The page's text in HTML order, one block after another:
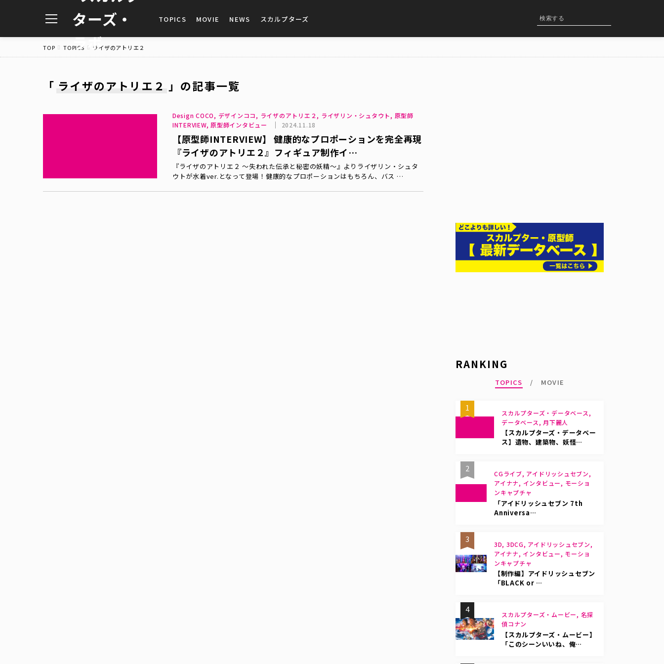
toggle
navigation
TOPICS MOVIE NEWS スカルプターズ
TOP TOPICS ライザのアトリエ２
「 ライザのアトリエ２ 」 の記事一覧
Design COCO, デザインココ, ライザのアトリエ２, ライザリン・シュタウト, 原型師
INTERVIEW, 原型師インタビュー
2024.11.18
【原型師INTERVIEW】 健康的なプロポーションを完全再現
『ライザのアトリエ２』フィギュア制作イ…
『ライザのアトリエ２ ～失われた伝承と秘密の妖精～』よりライザリン・シュタ
ウトが水着ver.となって登場！健康的なプロポーションはもちろん、バス …
RANKING
TOPICS MOVIE
1
スカルプターズ・データベース,
データベース, 月下麗人
【スカルプターズ・データベー
ス】遺物、建築物、妖怪…
2
CGライブ, アイドリッシュセブン,
アイナナ, インタビュー, モーショ
ンキャプチャ
「アイドリッシュセブン 7th
Anniversa…
3
3D, 3DCG, アイドリッシュセブン,
アイナナ, インタビュー, モーショ
ンキャプチャ
【制作編】アイドリッシュセブン
「BLACK or …
4
スカルプターズ・ムービー, 名探
偵コナン
【スカルプターズ・ムービー】
「このシーンいいね、俺…